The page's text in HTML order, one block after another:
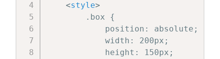
</ div>
<style>
        .box {
            position: absolute;
            width: 200px;
            height: 150px;